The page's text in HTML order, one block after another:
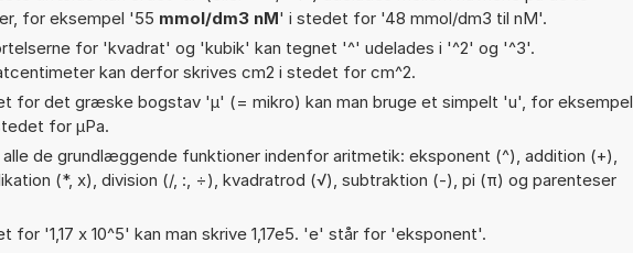
for eksempel '55 mmol/dm3 nM' i stedet for '48 mmol/dm3 til nM'.
for 'kvadrat' og 'kubik' kan tegnet '^' udelades i '^2' og '^3'.
kan derfor skrives cm2 i stedet for cm^2.
for det græske bogstav 'µ' (= mikro) kan man bruge et simpelt 'u', for eksempel
for µPa.
alle de grundlæggende funktioner indenfor aritmetik: eksponent (^), addition (+),
(*, x), division (/, :, ÷), kvadratrod (√), subtraktion (-), pi (π) og parenteser
for '1,17 x 10^5' kan man skrive 1,17e5. 'e' står for 'eksponent'.